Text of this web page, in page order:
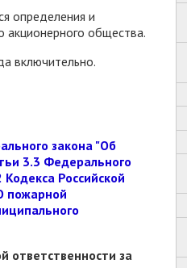
определения и
акционерного общества.
включительно.
закона "Об
3.3 Федерального
Российской
пожарной
ответственности за